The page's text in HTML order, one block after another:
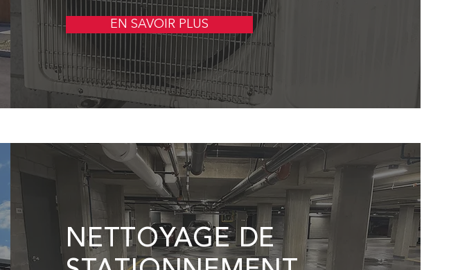
EN SAVOIR PLUS
NETTOYAGE DE